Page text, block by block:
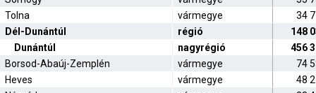
Tolna
vármegye
34
Dél-Dunántúl
régió
148
Dunántúl
nagyrégió
456
Borsod-Abaúj-Zemplén
vármegye
74
Heves
vármegye
48